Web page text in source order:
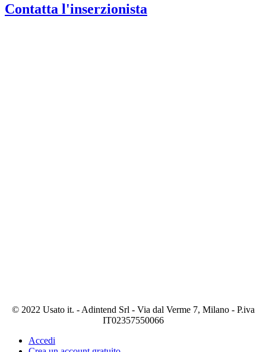
Contatta l'inserzionista
© 2022 Usato it. - Adintend Srl - Via dal Verme 7, Milano - P.iva
IT02357550066
Accedi